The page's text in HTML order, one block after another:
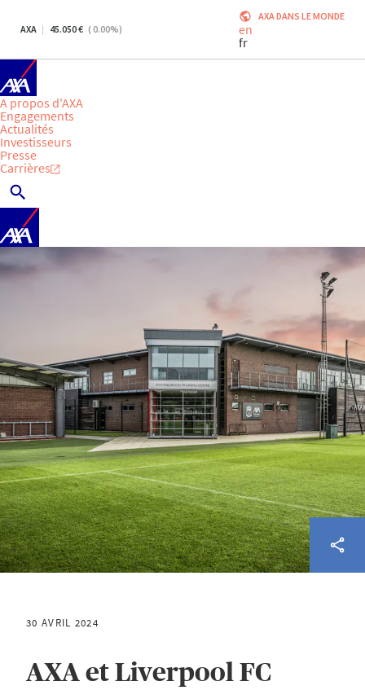
AXA 45.050 ( 0.00%)
AXA DANS LE MONDE
en
fr
A propos d'AXA
Engagements
Actualités
Investisseurs
Presse
Carrières
30 AVRIL 2024
AXA et Liverpool FC